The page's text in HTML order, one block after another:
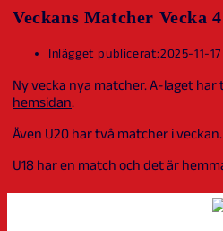
Veckans Matcher Vecka
Inlägget publicerat:2025-11-17
Ny vecka nya matcher. A-laget har
hemsidan.
Även U20 har två matcher i
U18 har en match och det är